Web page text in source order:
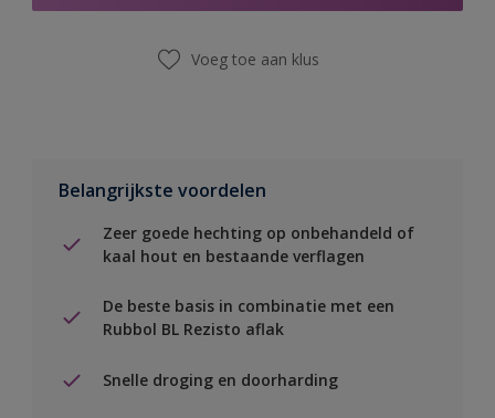
Voeg toe aan klus
Belangrijkste voordelen
Zeer goede hechting op onbehandeld of
kaal hout en bestaande verflagen
De beste basis in combinatie met een
Rubbol BL Rezisto aflak
Snelle droging en doorharding